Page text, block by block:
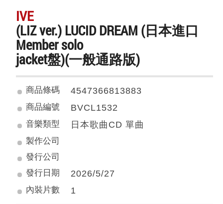
IVE
(LIZ ver.) LUCID DREAM (日本進口
Member solo
jacket盤)(一般通路版)
商品條碼 4547366813883
商品編號 BVCL1532
音樂類型 日本歌曲CD 單曲
製作公司
發行公司
發行日期
2026/5/27
內裝片數 1